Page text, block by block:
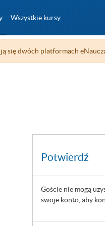
Wszystkie kursy
się dwóch platformach
Potwierdź
Goście nie mogą
swoje konto, aby